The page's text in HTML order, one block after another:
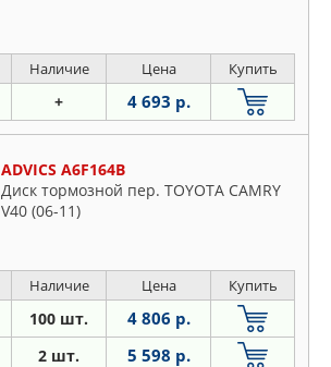
Наличие Цена Купить
+ 4 693 р.
ADVICS A6F164B
Диск тормозной пер. TOYOTA CAMRY
V40 (06-11)
Наличие Цена Купить
100 шт. 4 806 р.
2 шт. 5 598 р.